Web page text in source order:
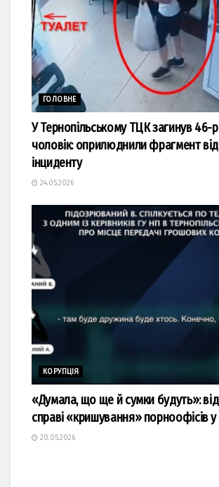
ГОЛОВНЕ
У Тернопільському ТЦК загинув 46-
чоловік: оприлюднили фрагмент
інциденту
24.05.2026
КОРУПЦІЯ
«Думала, що ще й сумки будуть»:
справі «кришування» порноофісів
20.05.2026